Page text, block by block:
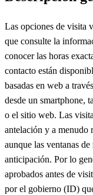
Las opciones de visita
que consulte la
conocer las horas
contacto están
basadas en web a
desde un smartphone,
o el sitio web. Las
antelación y a menudo
aunque las ventanas
anticipación. Por lo
aprobados antes de
por el gobierno (ID)